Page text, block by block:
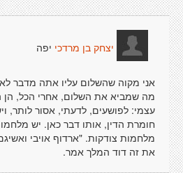
יצחק בן מרדכי יפה
אני מקוה שהשלום עליו אתה מדבר
מה שמביא את השלום, אחרי הכל,
עצמי: לפושעים, לדעתי, אסור לותר,
חומרת הדין, אותו דבר כאן. יש
מלחמות צודקות. "ארדוף אויבי
את זה דוד המלך אמר.